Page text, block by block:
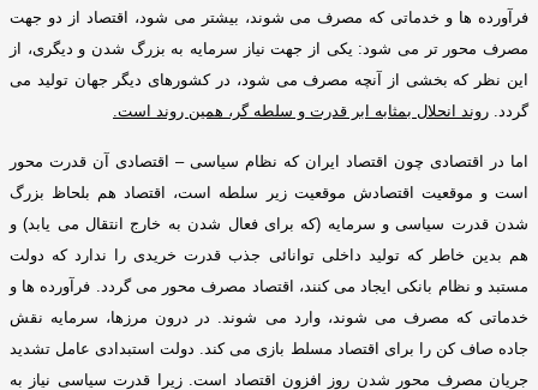
فرآورده ها و خدماتی که مصرف می شوند، بیشتر می شود، اقتصاد از دو جهت
مصرف محور تر می شود : یکی از جهت نیاز سرمایه به بزرگ شدن و دیگری، از
این نظر که بخشی از آنچه مصرف می شود، در کشورهای دیگر جهان تولید می
گردد
روند انحلال بمثابه ابر قدرت و سلطه گر، همین روند است
اما در اقتصادی چون اقتصاد ایران که نظام سیاسی – اقتصادی آن قدرت محور
است و موقعیت اقتصادش موقعیت زیر سلطه است، اقتصاد هم بلحاظ بزرگ
شدن قدرت سیاسی و سرمایه (که برای فعال شدن به خارج انتقال می یابد) و
هم بدین خاطر که تولید داخلی توانائی جذب قدرت خریدی را ندارد که دولت
مستبد و نظام بانکی ایجاد می کنند، اقتصاد مصرف محور می گردد
فرآورده ها و
خدماتی که مصرف می شوند، وارد می شوند
در درون مرزها، سرمایه نقش
جاده صاف کن را برای اقتصاد مسلط بازی می کند
دولت استبدادی عامل تشدید
جریان مصرف محور شدن روز افزون اقتصاد است.زیرا قدرت سیاسی نیاز به